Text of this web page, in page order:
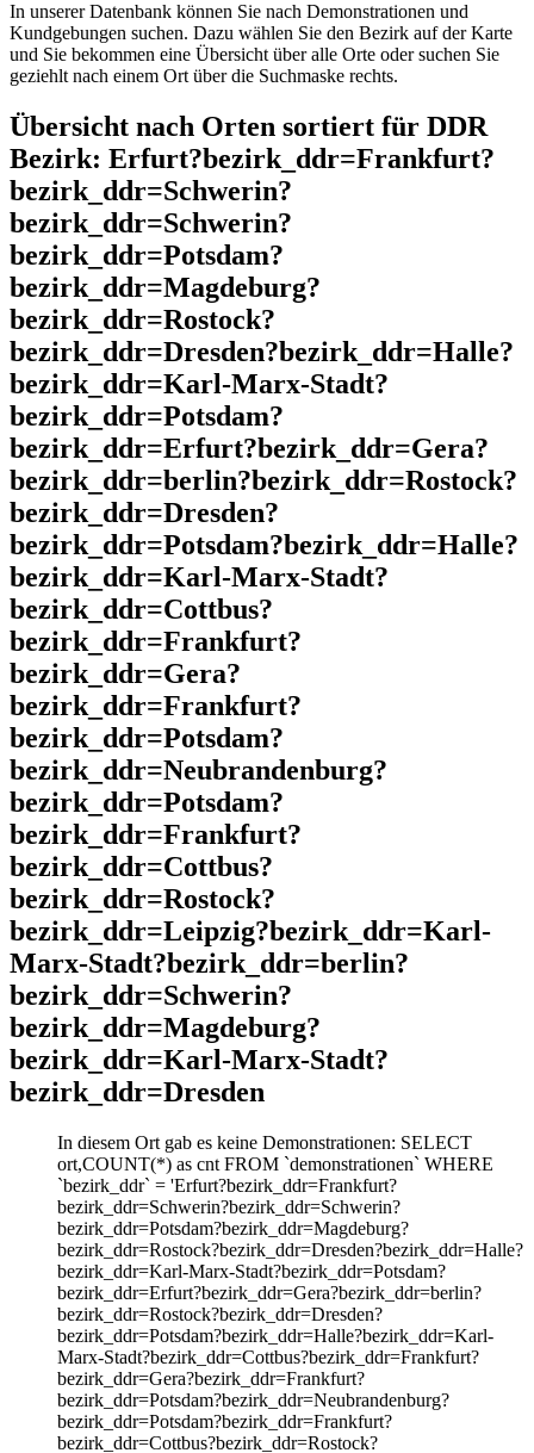
In unserer Datenbank können Sie nach Demonstrationen und
Kundgebungen suchen. Dazu wählen Sie den Bezirk auf der Karte
und Sie bekommen eine Übersicht über alle Orte oder suchen Sie
geziehlt nach einem Ort über die Suchmaske rechts.
Übersicht nach Orten sortiert für DDR
Bezirk: Erfurt?bezirk_ddr=Frankfurt?
bezirk_ddr=Schwerin?
bezirk_ddr=Schwerin?
bezirk_ddr=Potsdam?
bezirk_ddr=Magdeburg?
bezirk_ddr=Rostock?
bezirk_ddr=Dresden?bezirk_ddr=Halle?
bezirk_ddr=Karl-Marx-Stadt?
bezirk_ddr=Potsdam?
bezirk_ddr=Erfurt?bezirk_ddr=Gera?
bezirk_ddr=berlin?bezirk_ddr=Rostock?
bezirk_ddr=Dresden?
bezirk_ddr=Potsdam?bezirk_ddr=Halle?
bezirk_ddr=Karl-Marx-Stadt?
bezirk_ddr=Cottbus?
bezirk_ddr=Frankfurt?
bezirk_ddr=Gera?
bezirk_ddr=Frankfurt?
bezirk_ddr=Potsdam?
bezirk_ddr=Neubrandenburg?
bezirk_ddr=Potsdam?
bezirk_ddr=Frankfurt?
bezirk_ddr=Cottbus?
bezirk_ddr=Rostock?
bezirk_ddr=Leipzig?bezirk_ddr=Karl-
Marx-Stadt?bezirk_ddr=berlin?
bezirk_ddr=Schwerin?
bezirk_ddr=Magdeburg?
bezirk_ddr=Karl-Marx-Stadt?
bezirk_ddr=Dresden
In diesem Ort gab es keine Demonstrationen: SELECT
ort,COUNT(*) as cnt FROM `demonstrationen` WHERE
`bezirk_ddr` = 'Erfurt?bezirk_ddr=Frankfurt?
bezirk_ddr=Schwerin?bezirk_ddr=Schwerin?
bezirk_ddr=Potsdam?bezirk_ddr=Magdeburg?
bezirk_ddr=Rostock?bezirk_ddr=Dresden?bezirk_ddr=Halle?
bezirk_ddr=Karl-Marx-Stadt?bezirk_ddr=Potsdam?
bezirk_ddr=Erfurt?bezirk_ddr=Gera?bezirk_ddr=berlin?
bezirk_ddr=Rostock?bezirk_ddr=Dresden?
bezirk_ddr=Potsdam?bezirk_ddr=Halle?bezirk_ddr=Karl-
Marx-Stadt?bezirk_ddr=Cottbus?bezirk_ddr=Frankfurt?
bezirk_ddr=Gera?bezirk_ddr=Frankfurt?
bezirk_ddr=Potsdam?bezirk_ddr=Neubrandenburg?
bezirk_ddr=Potsdam?bezirk_ddr=Frankfurt?
bezirk_ddr=Cottbus?bezirk_ddr=Rostock?